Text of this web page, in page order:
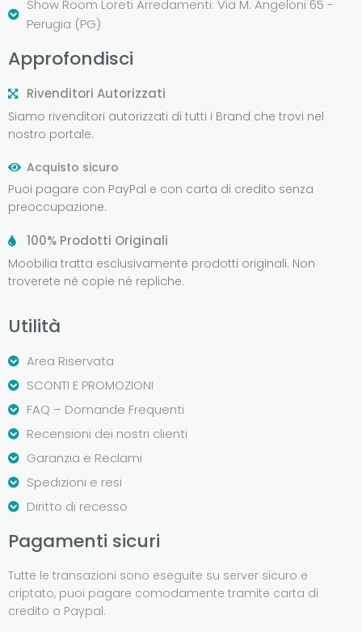
Show Room Loreti Arredamenti: Via M. Angeloni 65 -
Perugia (PG)
Approfondisci
Rivenditori Autorizzati
Siamo rivenditori autorizzati di tutti i Brand che trovi nel
nostro portale.
Acquisto sicuro
Puoi pagare con PayPal e con carta di credito senza
preoccupazione.
100% Prodotti Originali
Moobilia tratta esclusivamente prodotti originali. Non
troverete né copie né repliche.
Utilità
Area Riservata
SCONTI E PROMOZIONI
FAQ – Domande Frequenti
Recensioni dei nostri clienti
Garanzia e Reclami
Spedizioni e resi
Diritto di recesso
Pagamenti sicuri
Tutte le transazioni sono eseguite su server sicuro e
criptato, puoi pagare comodamente tramite carta di
credito o Paypal.